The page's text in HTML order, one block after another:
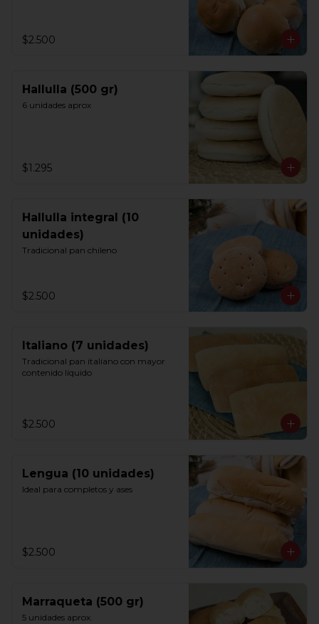
$2.500
Hallulla (500 gr)
6 unidades aprox
$1.295
Hallulla integral (10
unidades)
Tradicional pan chileno
$2.500
Italiano (7 unidades)
Tradicional pan italiano con mayor
contenido líquido
$2.500
Lengua (10 unidades)
Ideal para completos y ases
$2.500
Marraqueta (500 gr)
5 unidades aprox.